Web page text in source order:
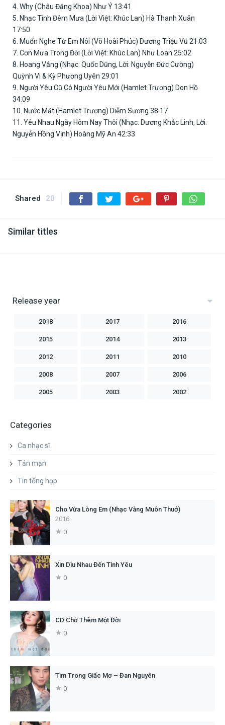
4. Why (Châu Đăng Khoa) Như Ý 13:41
5. Nhạc Tình Đêm Mưa (Lời Việt: Khúc Lan) Hà Thanh Xuân
17:50
6. Muốn Nghe Từ Em Nói (Võ Hoài Phúc) Dương Triệu Vũ 21:03
7. Cơn Mưa Trong Đời (Lời Việt: Khúc Lan) Như Loan 25:02
8. Hoang Vắng (Nhạc: Quốc Dũng, Lời: Nguyễn Đức Cường)
Quỳnh Vi & Kỳ Phương Uyên 29:01
9. Người Yêu Cũ Có Người Yêu Mới (Hamlet Trương) Don Hồ
34:09
10. Nước Mắt (Hamlet Trương) Diễm Sương 38:17
11. Yêu Nhau Ngày Hôm Nay Thôi (Nhạc: Dương Khắc Linh, Lời:
Nguyễn Hồng Vịnh) Hoàng Mỹ An 42:33
Shared 20
Similar titles
Release year
2018 2017 2016
2015 2014 2013
2012 2011 2010
2008 2007 2006
2005 2003 2002
1998
1994
1990
Categories
Ca nhạc sĩ
Tản mạn
Tin tổng hợp
Cho Vừa Lòng Em (Nhạc Vàng Muôn Thuở)
2016
0
Xin Dìu Nhau Đến Tình Yêu
0
CD Chờ Thêm Một Đời
0
Tìm Trong Giấc Mơ – Đan Nguyên
0